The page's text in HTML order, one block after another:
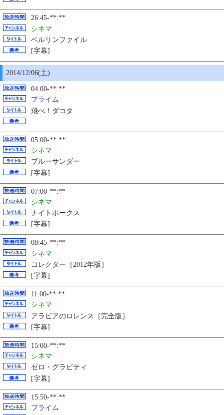
26:45-**:**
シネマ
ベルリンファイル
[字幕]
2014/12/06(土)
04:00-**:**
プライム
飛べ！ダコタ
05:00-**:**
シネマ
ブルーサンダー
[字幕]
07:00-**:**
シネマ
ナイトホークス
[字幕]
08:45-**:**
シネマ
コレクター［2012年版］
[字幕]
11:00-**:**
シネマ
アラビアのロレンス［完全版］
[字幕]
15:00-**:**
シネマ
ゼロ・グラビティ
[字幕]
15:50-**:**
プライム